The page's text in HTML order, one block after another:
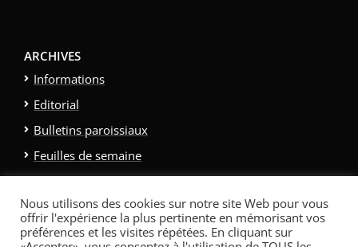
ARCHIVES
Informations
Editorial
Bulletins paroissiaux
Feuilles de semaine
Galerie photo
Politique relative aux cookies
Politique de confidentialité
Contacts et Liens
Nous utilisons des cookies sur notre site Web pour vous
offrir l'expérience la plus pertinente en mémorisant vos
préférences et les visites répétées. En cliquant sur